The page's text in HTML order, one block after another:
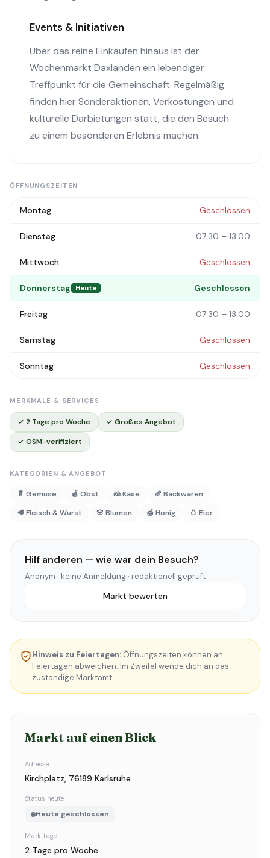
Events & Initiativen
Über das reine Einkaufen hinaus ist der
Wochenmarkt Daxlanden ein lebendiger
Treffpunkt für die Gemeinschaft. Regelmäßig
finden hier Sonderaktionen, Verkostungen und
kulturelle Darbietungen statt, die den Besuch
zu einem besonderen Erlebnis machen.
ÖFFNUNGSZEITEN
Montag Geschlossen
Dienstag 07:30 – 13:00
Mittwoch Geschlossen
Donnerstag Heute Geschlossen
Freitag 07:30 – 13:00
Samstag Geschlossen
Sonntag Geschlossen
MERKMALE & SERVICES
✓ 2 Tage pro Woche ✓ Großes Angebot
✓ OSM-verifiziert
KATEGORIEN & ANGEBOT
🥬 Gemüse 🍎 Obst 🧀 Käse
🥖 Backwaren
🥩 Fleisch & Wurst
🌸 Blumen 🍯 Honig 🥚 Eier
Hilf anderen — wie war dein Besuch?
Anonym · keine Anmeldung · redaktionell geprüft
Markt bewerten
Hinweis zu Feiertagen: Öffnungszeiten können an
Feiertagen abweichen. Im Zweifel wende dich an das
zuständige Marktamt.
Markt auf einen Blick
Adresse
Kirchplatz, 76189 Karlsruhe
Status heute
Heute geschlossen
Markttage
2 Tage pro Woche